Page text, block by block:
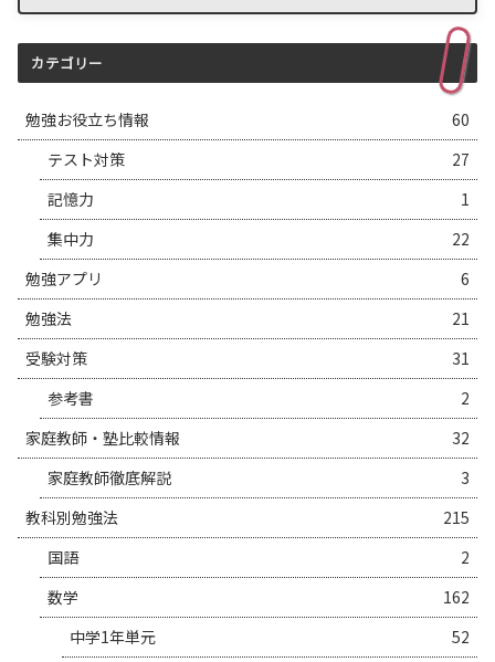
カテゴリー
勉強お役立ち情報
60
テスト対策
27
記憶力
1
集中力
22
勉強アプリ
6
勉強法
21
受験対策
31
参考書
2
家庭教師・塾比較情報
32
家庭教師徹底解説
3
教科別勉強法
215
国語
2
数学
162
中学1年単元
52